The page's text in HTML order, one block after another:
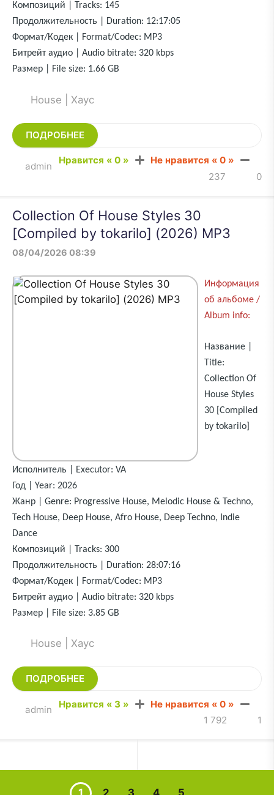
Композиций | Tracks: 145
Продолжительность | Duration: 12:17:05
Формат/Кодек | Format/Codec: MP3
Битрейт аудио | Audio bitrate: 320 kbps
Размер | File size: 1.66 GB
House | Хаус
ПОДРОБНЕЕ
Нравится « 0 » Не нравится « 0 »
admin
0
237
Collection Of House Styles 30
[Compiled by tokarilo] (2026) MP3
08/04/2026 08:39
Информация
об альбоме /
Album info:
Название |
Title:
Collection Of
House Styles
30 [Compiled
by tokarilo]
Исполнитель | Executor: VA
Год | Year: 2026
Жанр | Genre: Progressive House, Melodic House & Techno,
Tech House, Deep House, Afro House, Deep Techno, Indie
Dance
Композиций | Tracks: 300
Продолжительность | Duration: 28:07:16
Формат/Кодек | Format/Codec: MP3
Битрейт аудио | Audio bitrate: 320 kbps
Размер | File size: 3.85 GB
House | Хаус
ПОДРОБНЕЕ
Нравится « 3 » Не нравится « 0 »
admin
1
1 792